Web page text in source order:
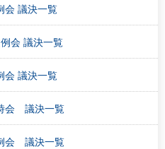
会 議決一覧
会 議決一覧
会 議決一覧
会 議決一覧
会 議決一覧